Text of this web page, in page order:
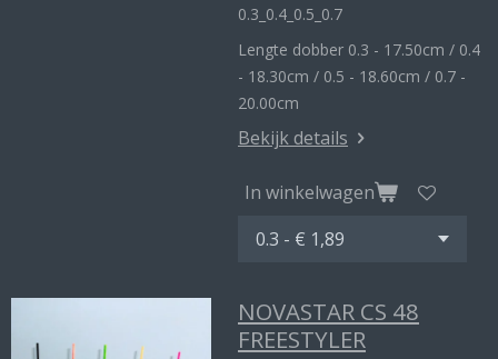
0.3_ 0.4_ 0.5_0.7
Lengte dobber 0.3 - 17.50cm / 0.4
- 18.30cm / 0.5 - 18.60cm / 0.7 -
20.00cm
Bekijk details
In winkelwagen
NOVASTAR CS 48
FREESTYLER